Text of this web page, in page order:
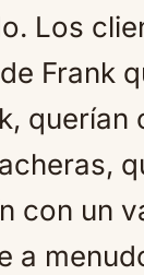
Los
Frank
querían
con un
a